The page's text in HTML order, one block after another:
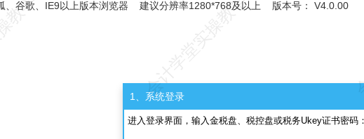
、谷歌、IE9以上版本浏览器 建议分辨率1280*768及以上 版本号： V4.0.00
1、系统登录
进入登录界面，输入金税盘、税控盘或税务Ukey证书密码